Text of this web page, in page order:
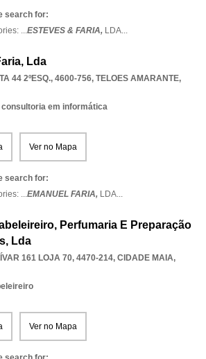
search for:
...ESTEVES & FARIA, LDA...
Lda
44 2ºESQ., 4600-756, TELOES AMARANTE,
em informática
Ver no Mapa
search for:
...EMANUEL FARIA, LDA...
Perfumaria E Preparação
Lda
161 LOJA 70, 4470-214, CIDADE MAIA,
Ver no Mapa